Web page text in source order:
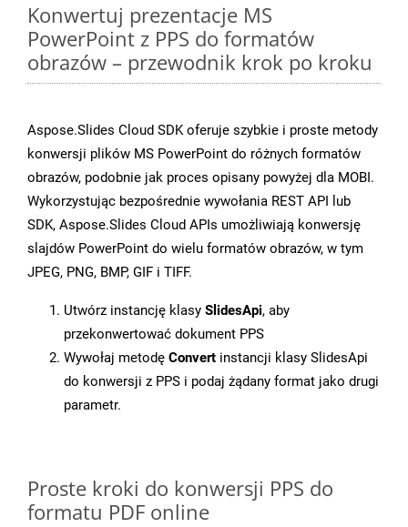
Konwertuj prezentacje MS
PowerPoint z PPS do formatów
obrazów – przewodnik krok po kroku
Aspose.Slides Cloud SDK oferuje szybkie i proste metody
konwersji plików MS PowerPoint do różnych formatów
obrazów, podobnie jak proces opisany powyżej dla MOBI.
Wykorzystując bezpośrednie wywołania REST API lub
SDK, Aspose.Slides Cloud APIs umożliwiają konwersję
slajdów PowerPoint do wielu formatów obrazów, w tym
JPEG, PNG, BMP, GIF i TIFF.
Utwórz instancję klasy SlidesApi, aby
przekonwertować dokument PPS
Wywołaj metodę Convert instancji klasy SlidesApi
do konwersji z PPS i podaj żądany format jako drugi
parametr.
Proste kroki do konwersji PPS do
formatu PDF online